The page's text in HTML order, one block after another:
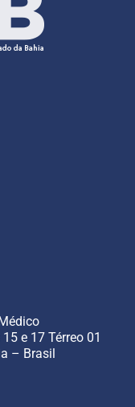
e 17 Térreo 01
– Brasil